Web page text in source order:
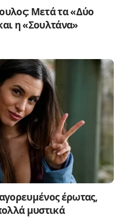
Μετά τα «Δύο
η «Σουλτάνα»
έρωτας,
μυστικά